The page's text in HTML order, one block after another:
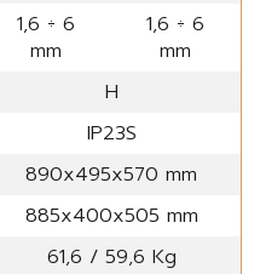
1,6 ÷ 6
mm
1,6 ÷ 6
mm
H
IP23S
890x495x570 mm
885x400x505 mm
61,6 / 59,6 Kg